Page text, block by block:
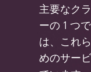
主要なク
ーの 1 つ
は、これ
めのサー